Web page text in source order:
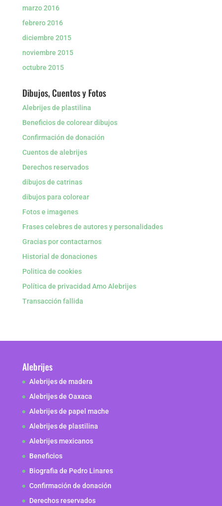
marzo 2016
febrero 2016
diciembre 2015
noviembre 2015
octubre 2015
Dibujos, Cuentos y Fotos
Alebrijes de plastilina
Beneficios de colorear dibujos
Confirmación de donación
Cuentos de alebrijes
Derechos reservados
dibujos de catrinas
dibujos para colorear
Fotos e imagenes
Frases celebres de autores y personalidades
Gracias por contactarnos
Historial de donaciones
Politica de cookies
Política de privacidad Amo Alebrijes
Transacción fallida
Alebrijes
Alebrijes de madera
Alebrijes de Oaxaca
Alebrijes de papel mache
Alebrijes de plastilina
Alebrijes mexicanos
Beneficios
Biografia de Pedro Linares
Confirmación de donación
Derechos reservados